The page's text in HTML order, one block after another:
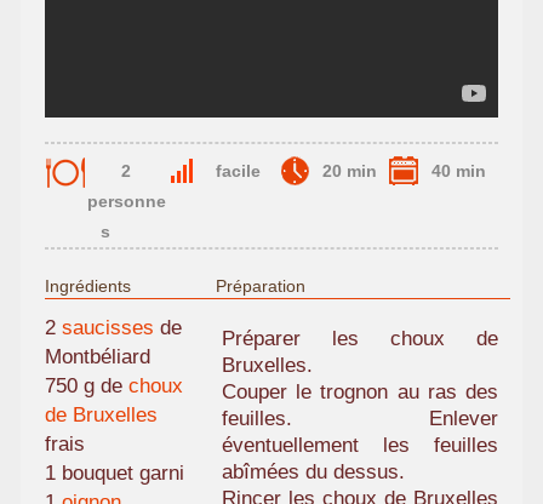
2
personne
s
facile 20 min 40 min
Ingrédients
2 saucisses de
Montbéliard
750 g de choux
de Bruxelles
frais
1 bouquet garni
Préparation
Préparer les choux de
Bruxelles.
Couper le trognon au ras des
feuilles. Enlever
éventuellement les feuilles
abîmées du dessus.
Rincer les choux de Bruxelles